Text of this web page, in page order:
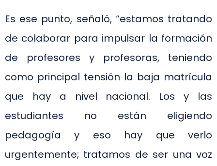
Es ese punto, señaló, “estamos tratando
de colaborar para impulsar la formación
de profesores y profesoras, teniendo
como principal tensión la baja matrícula
que hay a nivel nacional. Los y las
estudiantes no están eligiendo
pedagogía y eso hay que verlo
urgentemente; tratamos de ser una voz